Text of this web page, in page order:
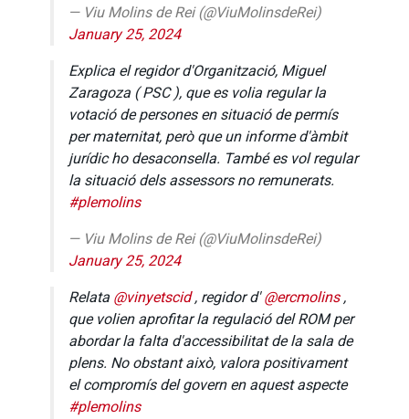
— Viu Molins de Rei (@ViuMolinsdeRei)
January 25, 2024
Explica el regidor d'Organització, Miguel
Zaragoza ( PSC ), que es volia regular la
votació de persones en situació de permís
per maternitat, però que un informe d'àmbit
jurídic ho desaconsella. També es vol regular
la situació dels assessors no remunerats.
#plemolins
— Viu Molins de Rei (@ViuMolinsdeRei)
January 25, 2024
Relata @vinyetscid, regidor d'@ercmolins,
que volien aprofitar la regulació del ROM per
abordar la falta d'accessibilitat de la sala de
plens. No obstant això, valora positivament
el compromís del govern en aquest aspecte
#plemolins